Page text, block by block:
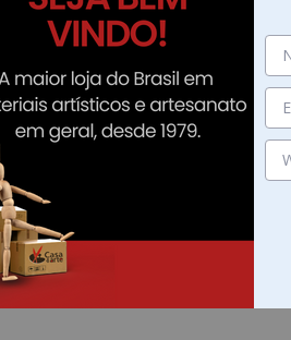
Por favor, tente com outros
em Casa da Arte
Faça seu pedido e pague-o online.